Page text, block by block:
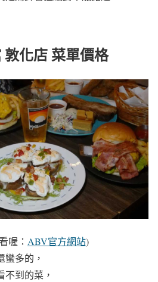
化店 菜單價格
喔： ABV官方網站)
多的，
到的菜，